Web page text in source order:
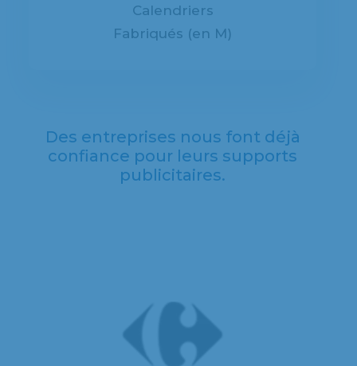
Calendriers
Fabriqués (en M)
Des entreprises nous font déjà
confiance pour leurs supports
publicitaires.